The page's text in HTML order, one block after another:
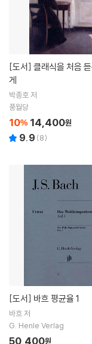
[도서]
게
박종호 저
풍월당
10% 14,400원
9.9 (8)
[도서] 바흐 평균율 1
바흐 저
G. Henle Verlag
50,400원